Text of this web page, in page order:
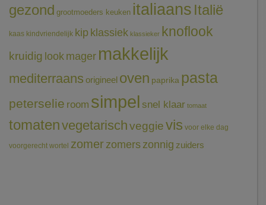
gezond grootmoeders keuken italiaans Italië
kaas kindvriendelijk kip klassiek klassieker knoflook
kruidig look mager makkelijk
mediterraans origineel oven paprika pasta
peterselie room simpel snel klaar tomaat
tomatenvegetarischveggievis voor elke dag
voorgerecht wortel zomerzomerszonnig zuiders